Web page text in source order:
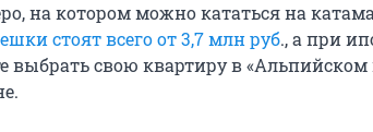
на котором можно кататься на
стоят всего от 3,7 млн руб., а при
выбрать свою квартиру в «Альпийском